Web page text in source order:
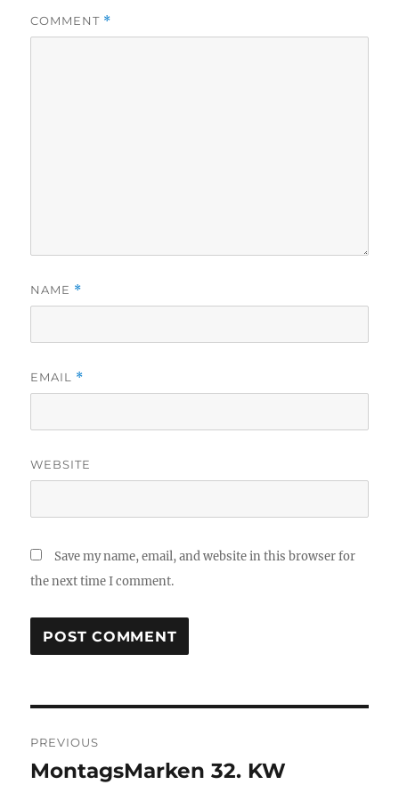
COMMENT *
NAME *
EMAIL *
WEBSITE
Save my name, email, and website in this browser for
the next time I comment.
navigation
PREVIOUS
Previous
MontagsMarken 32. KW